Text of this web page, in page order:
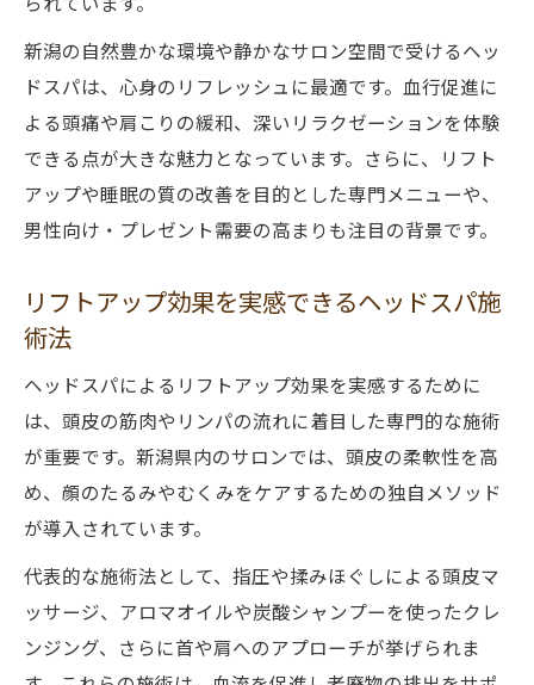
睡眠の質向上へヘッドスパを活用する方法
ヘッドスパで睡眠の質が高まるメカニズム
質の良い眠りを導くヘッドスパのリラック
ス効果
睡眠不足解消に役立つヘッドスパ体験のす
すめ
新潟県で受けられる快眠サポートのヘッド
ヘッドスパ施術中の眠りの深さを体感する
頭皮ケアが美容と健康に与える影響とは
ヘッドスパによる頭皮ケアで若々しさを保
つ秘訣
頭皮環境が美容やリフトアップに及ぼす影
健康維持に役立つヘッドスパの頭皮ケア習
慣
新潟の自然豊かな環境や静かなサロン空間で受けるヘッ
ドスパは、心身のリフレッシュに最適です。血行促進に
よる頭痛や肩こりの緩和、深いリラクゼーションを体験
できる点が大きな魅力となっています。さらに、リフト
アップや睡眠の質の改善を目的とした専門メニューや、
男性向け・プレゼント需要の高まりも注目の背景です。
リフトアップ効果を実感できるヘッドスパ施
術法
ヘッドスパによるリフトアップ効果を実感するために
は、頭皮の筋肉やリンパの流れに着目した専門的な施術
が重要です。新潟県内のサロンでは、頭皮の柔軟性を高
め、顔のたるみやむくみをケアするための独自メソッド
が導入されています。
代表的な施術法として、指圧や揉みほぐしによる頭皮マ
ッサージ、アロマオイルや炭酸シャンプーを使ったクレ
ンジング、さらに首や肩へのアプローチが挙げられま